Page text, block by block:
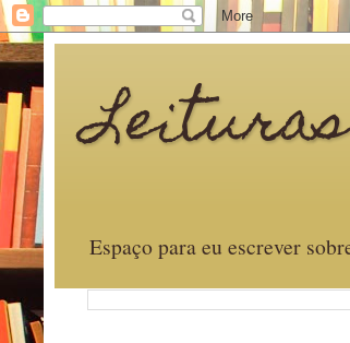
Espaço para eu escrever